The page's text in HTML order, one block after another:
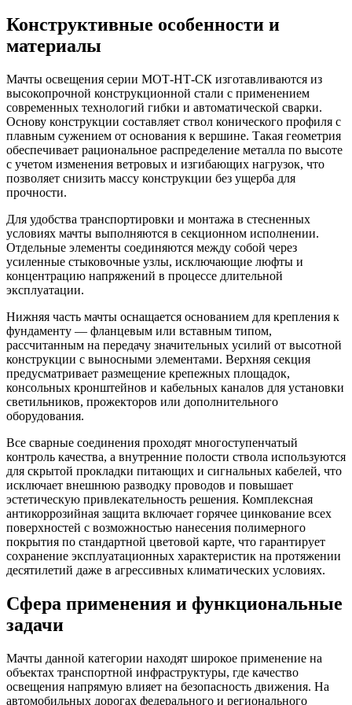
Конструктивные особенности и
материалы
Мачты освещения серии МОТ-НТ-СК изготавливаются из
высокопрочной конструкционной стали с применением
современных технологий гибки и автоматической сварки.
Основу конструкции составляет ствол конического профиля с
плавным сужением от основания к вершине. Такая геометрия
обеспечивает рациональное распределение металла по высоте
с учетом изменения ветровых и изгибающих нагрузок, что
позволяет снизить массу конструкции без ущерба для
прочности.
Для удобства транспортировки и монтажа в стесненных
условиях мачты выполняются в секционном исполнении.
Отдельные элементы соединяются между собой через
усиленные стыковочные узлы, исключающие люфты и
концентрацию напряжений в процессе длительной
эксплуатации.
Нижняя часть мачты оснащается основанием для крепления к
фундаменту — фланцевым или вставным типом,
рассчитанным на передачу значительных усилий от высотной
конструкции с выносными элементами. Верхняя секция
предусматривает размещение крепежных площадок,
консольных кронштейнов и кабельных каналов для установки
светильников, прожекторов или дополнительного
оборудования.
Все сварные соединения проходят многоступенчатый
контроль качества, а внутренние полости ствола используются
для скрытой прокладки питающих и сигнальных кабелей, что
исключает внешнюю разводку проводов и повышает
эстетическую привлекательность решения. Комплексная
антикоррозийная защита включает горячее цинкование всех
поверхностей с возможностью нанесения полимерного
покрытия по стандартной цветовой карте, что гарантирует
сохранение эксплуатационных характеристик на протяжении
десятилетий даже в агрессивных климатических условиях.
Сфера применения и функциональные
задачи
Мачты данной категории находят широкое применение на
объектах транспортной инфраструктуры, где качество
освещения напрямую влияет на безопасность движения. На
автомобильных дорогах федерального и регионального